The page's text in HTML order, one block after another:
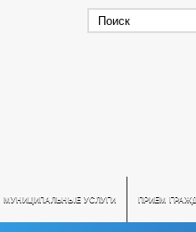
МУНИЦИПАЛЬНЫЕ УСЛУГИ ПРИЕМ